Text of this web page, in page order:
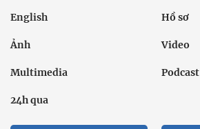
English Hồ sơ
Ảnh Video
Multimedia Podcast
24h qua